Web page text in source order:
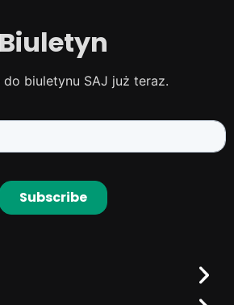
Biuletyn
do biuletynu SAJ już teraz.